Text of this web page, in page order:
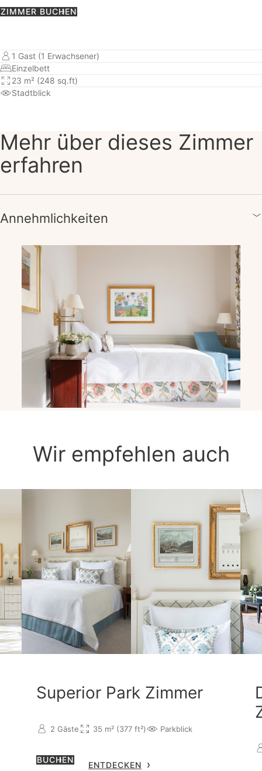
ZIMMER BUCHEN
1 Gast (1 Erwachsener)
Einzelbett
23 m² (248 sq.ft)
Stadtblick
Mehr über dieses Zimmer
erfahren
Annehmlichkeiten
Wir empfehlen auch
Superior Park Zimmer
2 Gäste 35 m² (377 ft²) Parkblick
BUCHEN
ENTDECKEN